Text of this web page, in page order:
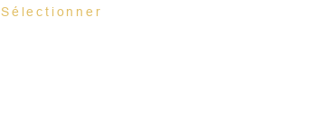
Sélectionner